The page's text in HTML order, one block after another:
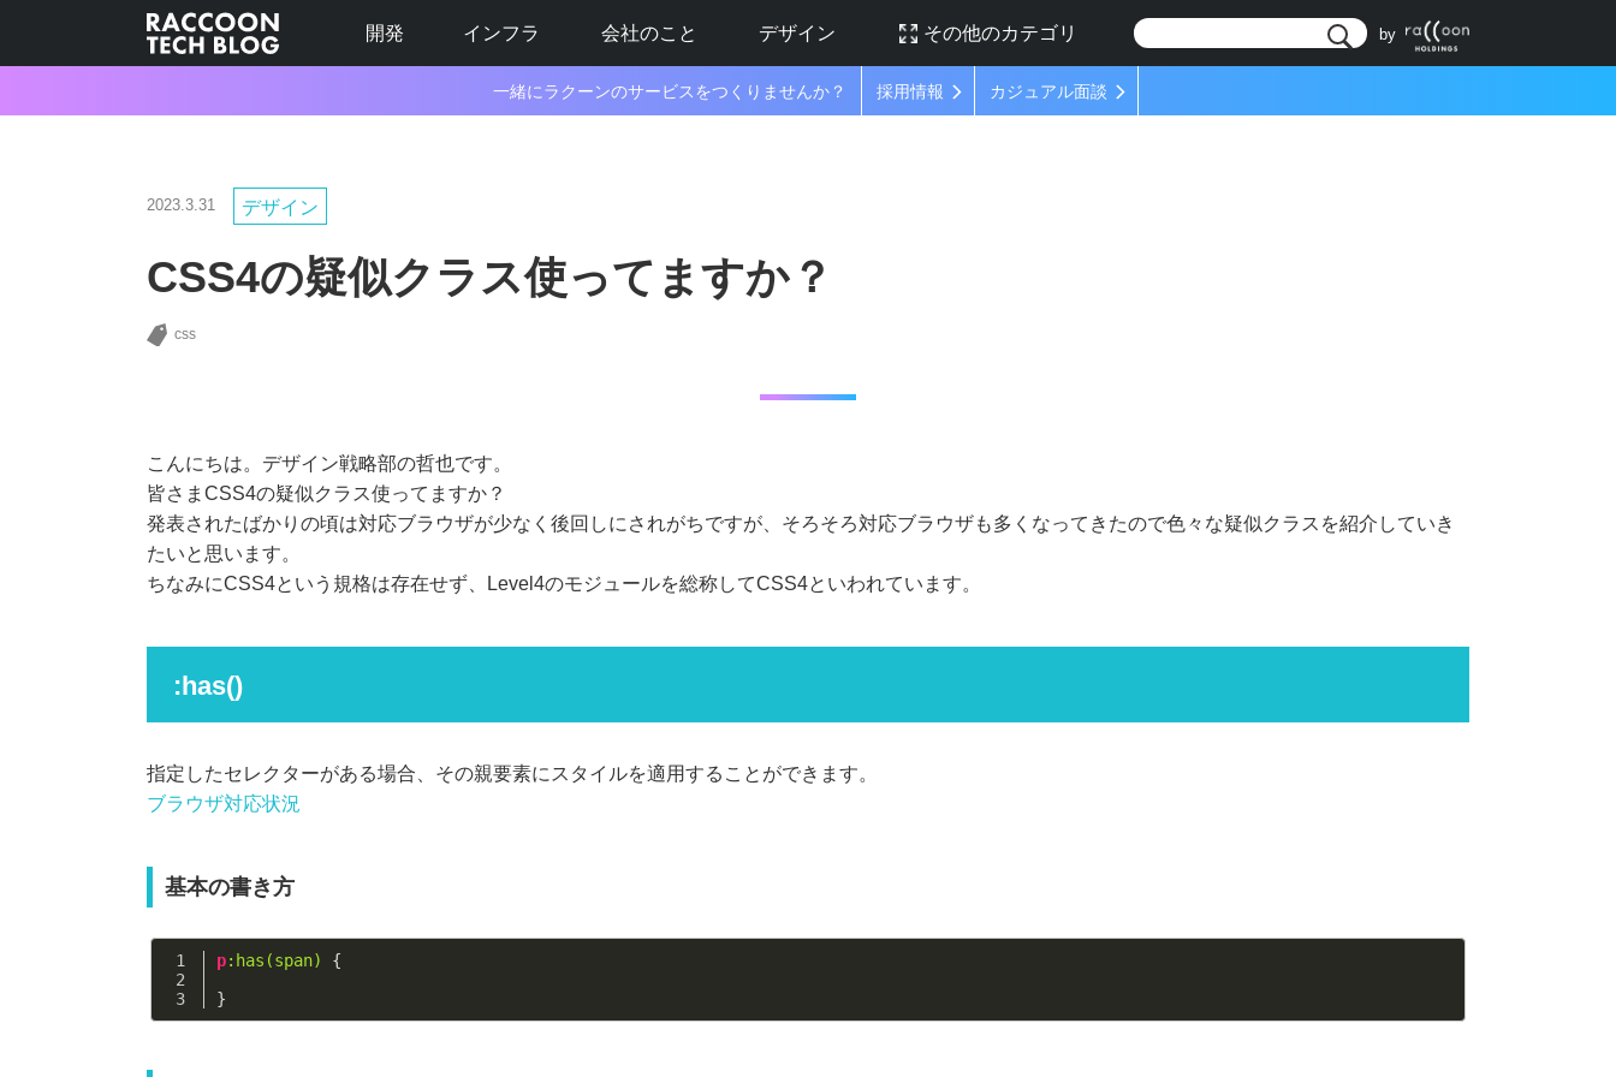
開発 インフラ 会社のこと デザイン その他のカテゴリ by
一緒にラクーンのサービスをつくりませんか？ 採用情報 カジュアル面談
2023.3.31 デザイン
CSS4の疑似クラス使ってますか？
css
こんにちは。デザイン戦略部の哲也です。
皆さまCSS4の疑似クラス使ってますか？
発表されたばかりの頃は対応ブラウザが少なく後回しにされがちですが、そろそろ対応ブラウザも多くなってきたので色々な疑似クラスを紹介していき
たいと思います。
ちなみにCSS4という規格は存在せず、Level4のモジュールを総称してCSS4といわれています。
:has()
指定したセレクターがある場合、その親要素にスタイルを適用することができます。
ブラウザ対応状況
基本の書き方
p:has(span)
{
}